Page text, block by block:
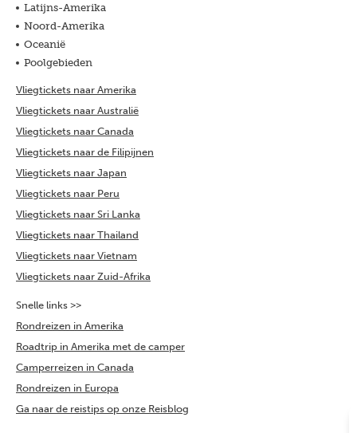
Latijns-Amerika
Noord-Amerika
Oceanië
Poolgebieden
Vliegtickets naar Amerika
Vliegtickets naar Australië
Vliegtickets naar Canada
Vliegtickets naar de Filipijnen
Vliegtickets naar Japan
Vliegtickets naar Peru
Vliegtickets naar Sri Lanka
Vliegtickets naar Thailand
Vliegtickets naar Vietnam
Vliegtickets naar Zuid-Afrika
Snelle links >>
Rondreizen in Amerika
Roadtrip in Amerika met de camper
Camperreizen in Canada
Rondreizen in Europa
Ga naar de reistips op onze Reisblog